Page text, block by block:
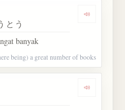
Dengarkan
とう
banyak
being) a great number of books
Dengarkan